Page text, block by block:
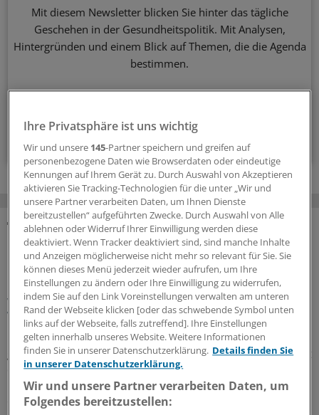
Mit diesem Newsletter blicken Sie hinter das tägliche
Geschehen in der Gesundheitspolitik. Mit Analysen,
Hintergründen und einem Blick auf Themen, die die Agenda
bestimmen.
MEHR ZUM THEMA
Präventionsoffensive
Gesundheitsrechtler Thomas Schlegel: „Krankheit
wirkt wie eine stille Rezession im Inneren der
Wirtschaft“
Die Koalition will die Prävention als
gesamtgesellschaftliche Aufgabe stärken. Richtig so, sagt
der Gesundheitsrechtler Professor Thomas Schlegel im
Interview mit der Ärzte Zeitung. Das Thema habe aber
eine viel größere Dimension als viele meinten.
Ihre Privatsphäre ist uns wichtig
Wir und unsere 145-Partner speichern und greifen auf
personenbezogene Daten wie Browserdaten oder eindeutige
Kennungen auf Ihrem Gerät zu. Durch Auswahl von Akzeptieren
aktivieren Sie Tracking-Technologien für die unter „Wir und
unsere Partner verarbeiten Daten, um Ihnen Dienste
bereitzustellen“ aufgeführten Zwecke. Durch Auswahl von Alle
ablehnen oder Widerruf Ihrer Einwilligung werden diese
deaktiviert. Wenn Tracker deaktiviert sind, sind manche Inhalte
und Anzeigen möglicherweise nicht mehr so relevant für Sie. Sie
können dieses Menü jederzeit wieder aufrufen, um Ihre
Einstellungen zu ändern oder Ihre Einwilligung zu widerrufen,
indem Sie auf den Link Voreinstellungen verwalten am unteren
Rand der Webseite klicken [oder das schwebende Symbol unten
links auf der Webseite, falls zutreffend]. Ihre Einstellungen
gelten innerhalb unseres Website. Weitere Informationen
finden Sie in unserer Datenschutzerklärung. Details finden Sie
in unserer Datenschutzerklärung.
Wir und unsere Partner verarbeiten Daten, um
Folgendes bereitzustellen: